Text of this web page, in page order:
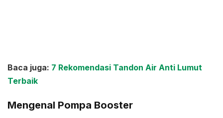
Baca juga: 7 Rekomendasi Tandon Air Anti Lumut
Terbaik
Mengenal Pompa Booster